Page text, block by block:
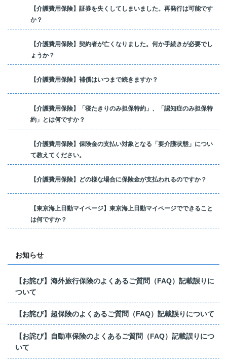
【介護費用保険】証券を失くしてしまいました。再発行は可能です
か？
【介護費用保険】契約者が亡くなりました。何か手続きが必要でし
ょうか？
【介護費用保険】補償はいつまで続きますか？
【介護費用保険】「寝たきりのみ担保特約」、「認知症のみ担保特
約」とは何ですか？
【介護費用保険】保険金の支払い対象となる「要介護状態」につい
て教えてください。
【介護費用保険】どの様な場合に保険金が支払われるのですか？
【東京海上日動マイページ】東京海上日動マイページでできること
は何ですか？
お知らせ
【お詫び】海外旅行保険のよくあるご質問（FAQ）記載誤りに
ついて
【お詫び】超保険のよくあるご質問（FAQ）記載誤りについて
【お詫び】自動車保険のよくあるご質問（FAQ）記載誤りにつ
いて